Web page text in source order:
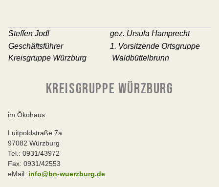
Steffen Jodl
gez. Ursula Hamprecht
Geschäftsführer
Kreisgruppe Würzburg
1. Vorsitzende Ortsgruppe
Waldbüttelbrunn
KREISGRUPPE WÜRZBURG
im Ökohaus
Luitpoldstraße 7a
97082 Würzburg
Tel.: 0931/43972
Fax: 0931/42553
eMail: info@bn-wuerzburg.de